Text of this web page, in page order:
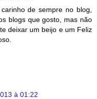
de sempre no blog,
blogs que gosto, mas não
deixar um beijo e um Feliz
à 01:22